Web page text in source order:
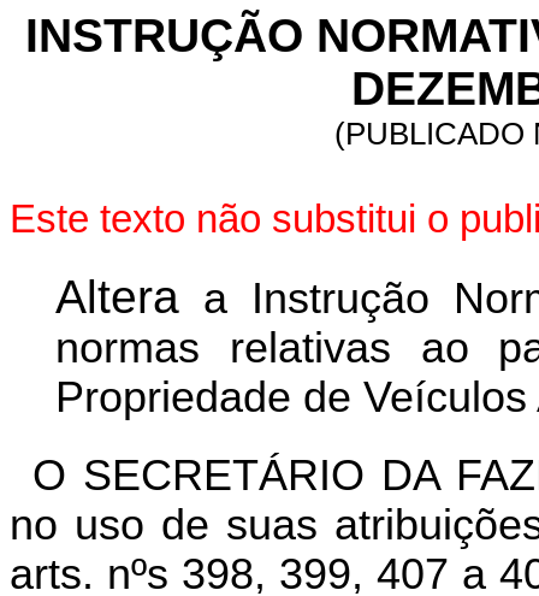
INSTRUÇÃO
(PUBLICADO
Este texto não substitui o
Alteraa Instrução
normas relativas ao
Propriedade de
O SECRETÁRIO DA
no uso de suas
arts. nºs 398, 399, 407 a